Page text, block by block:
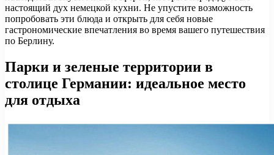
настоящий дух немецкой кухни. Не упустите возможность
попробовать эти блюда и открыть для себя новые
гастрономические впечатления во время вашего путешествия
по Берлину.
Парки и зеленые территории в
столице Германии: идеальное место
для отдыха